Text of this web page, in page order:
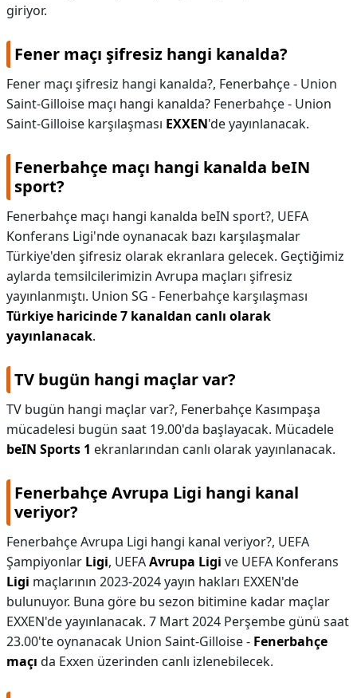
giriyor.
Fener maçı şifresiz hangi kanalda?
Fener maçı şifresiz hangi kanalda?, Fenerbahçe - Union
Saint-Gilloise maçı hangi kanalda? Fenerbahçe - Union
Saint-Gilloise karşılaşması EXXEN'de yayınlanacak.
Fenerbahçe maçı hangi kanalda beIN
sport?
Fenerbahçe maçı hangi kanalda beIN sport?, UEFA
Konferans Ligi'nde oynanacak bazı karşılaşmalar
Türkiye'den şifresiz olarak ekranlara gelecek. Geçtiğimiz
aylarda temsilcilerimizin Avrupa maçları şifresiz
yayınlanmıştı. Union SG - Fenerbahçe karşılaşması
Türkiye haricinde 7 kanaldan canlı olarak
yayınlanacak.
TV bugün hangi maçlar var?
TV bugün hangi maçlar var?, Fenerbahçe Kasımpaşa
mücadelesi bugün saat 19.00'da başlayacak. Mücadele
beIN Sports 1 ekranlarından canlı olarak yayınlanacak.
Fenerbahçe Avrupa Ligi hangi kanal
veriyor?
Fenerbahçe Avrupa Ligi hangi kanal veriyor?, UEFA
Şampiyonlar Ligi, UEFAAvrupa Ligi ve UEFA Konferans
Ligi maçlarının 2023-2024 yayın hakları EXXEN'de
bulunuyor. Buna göre bu sezon bitimine kadar maçlar
EXXEN'de yayınlanacak. 7 Mart 2024 Perşembe günü saat
23.00'te oynanacak Union Saint-Gilloise - Fenerbahçe
maçı da Exxen üzerinden canlı izlenebilecek.